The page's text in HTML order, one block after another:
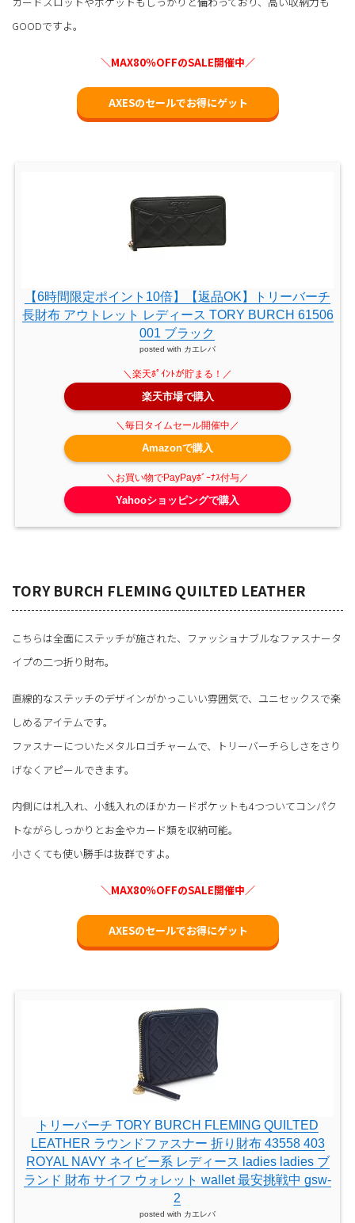
GOODですよ。
＼MAX80％OFFのSALE開催中／
AXESのセールでお得にゲット
【6時間限定ポイント10倍】【返品OK】トリーバーチ
長財布 アウトレット レディース TORY BURCH 61506
001 ブラック
posted with カエレバ
楽天市場で購入
Amazonで購入
Yahooショッピングで購入
TORY BURCH FLEMING QUILTED LEATHER
こちらは全面にステッチが施された、ファッショナブルなファスナータ
イプの二つ折り財布。
直線的なステッチのデザインがかっこいい雰囲気で、ユニセックスで楽
しめるアイテムです。
ファスナーについたメタルロゴチャームで、トリーバーチらしさをさり
げなくアピールできます。
内側には札入れ、小銭入れのほかカードポケットも4つついてコンパク
トながらしっかりとお金やカード類を収納可能。
小さくても使い勝手は抜群ですよ。
＼MAX80％OFFのSALE開催中／
AXESのセールでお得にゲット
トリーバーチ TORY BURCH FLEMING QUILTED
LEATHER ラウンドファスナー 折り財布 43558 403
ROYAL NAVY ネイビー系 レディース ladies ladies ブ
ランド 財布 サイフ ウォレット wallet 最安挑戦中 gsw-
2
posted with カエレバ